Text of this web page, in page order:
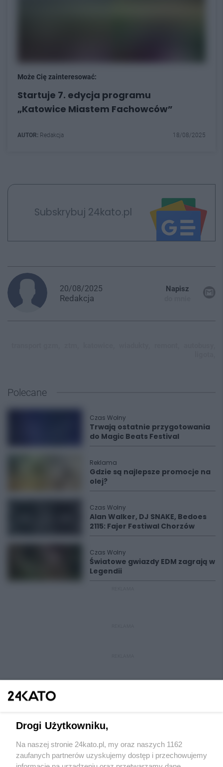
Może Cię zainteresować:
Startuje 7. edycja programu
„Katowice Miastem Fachowców”
AUTOR: Redakcja 18/08/2025
Subskrybuj 24kato.pl
20/08/2025
Redakcja
Napisz
Polecane
Czas Wolny
Trwają ostatnie przygotowania
do Magic Beats Festival
Reklama
Gdzie są najlepsze promocje na
olej?
Czas Wolny
Alan Walker, DJ SNAKE, Bedoes
2115: Fajer Festiwal Chorzów
Czas Wolny
Światowe gwiazdy EDM zagrają w
Legendii
Wydawca mediów lokalnych
Drogi Użytkowniku,
Na naszej stronie 24kato.pl, my oraz naszych 1162
zaufanych partnerów uzyskujemy dostęp i przechowujemy